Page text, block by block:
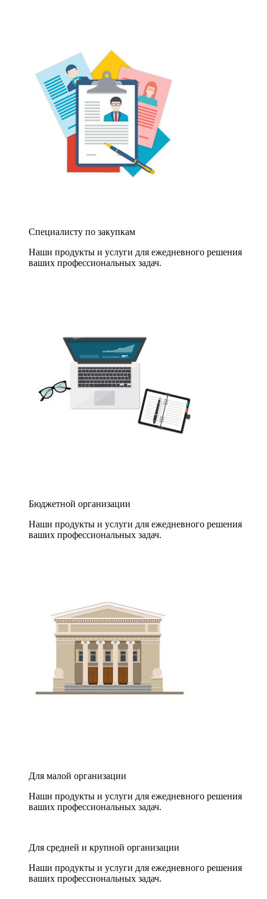
Специалисту по закупкам
Наши продукты и услуги для ежедневного решения
ваших профессиональных задач.
Бюджетной организации
Наши продукты и услуги для ежедневного решения
ваших профессиональных задач.
Для малой организации
Наши продукты и услуги для ежедневного решения
ваших профессиональных задач.
Для средней и крупной организации
Наши продукты и услуги для ежедневного решения
ваших профессиональных задач.